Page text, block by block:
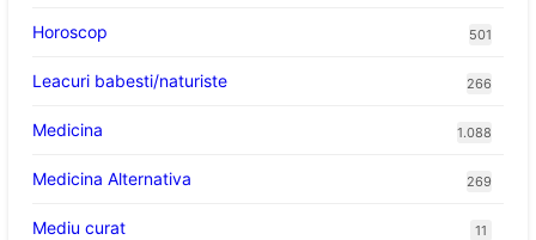
Horoscop 501
Leacuri babesti/naturiste 266
Medicina 1.088
Medicina Alternativa 269
Mediu curat 11